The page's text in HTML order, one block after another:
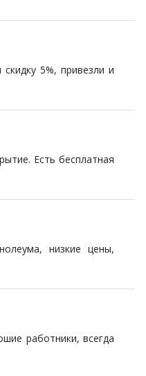
5%, привезли и
Есть бесплатная
низкие цены,
работники, всегда